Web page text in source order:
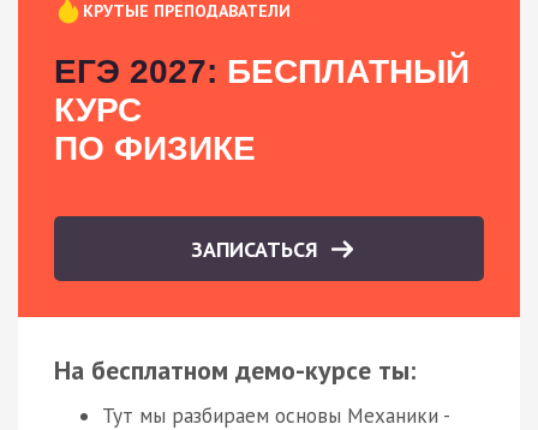
КРУТЫЕ ПРЕПОДАВАТЕЛИ
ЕГЭ 2027: БЕСПЛАТНЫЙ
КУРС
ПО ФИЗИКЕ
ЗАПИСАТЬСЯ
На бесплатном демо-курсе ты:
Тут мы разбираем основы Механики -